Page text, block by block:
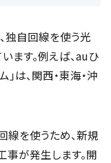
独自回線を使う光
ます。例えば、auひ
は、関西・東海・沖
線を使うため、新規
事が発生します。開